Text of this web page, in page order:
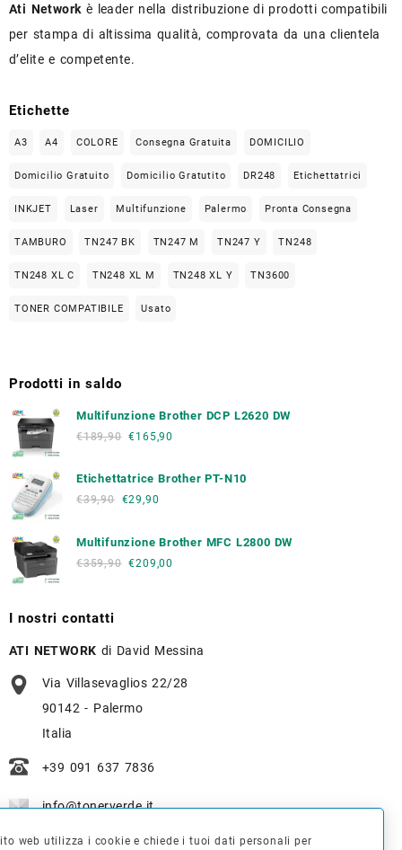
Ati Network è leader nella distribuzione di prodotti compatibili
per stampa di altissima qualità, comprovata da una clientela
d’elite e competente.
Etichette
A3 A4 COLORE Consegna Gratuita DOMICILIO
Domicilio Gratuito Domicilio Gratutito DR248 Etichettatrici
INKJET Laser Multifunzione Palermo Pronta Consegna
TAMBURO TN247 BK TN247 M TN247 Y TN248
TN248 XL C TN248 XL M TN248 XL Y TN3600
TONER COMPATIBILE Usato
Prodotti in saldo
Multifunzione Brother DCP L2620 DW
€189,90 €165,90
Etichettatrice Brother PT-N10
€39,90 €29,90
Multifunzione Brother MFC L2800 DW
€359,90 €209,00
I nostri contatti
ATI NETWORK di David Messina
Via Villasevaglios 22/28
90142 - Palermo
Italia
+39 091 637 7836
info@tonerverde.it
WhatsApp: +39 375 723 3386
web utilizza i cookie e chiede i tuoi dati personali per